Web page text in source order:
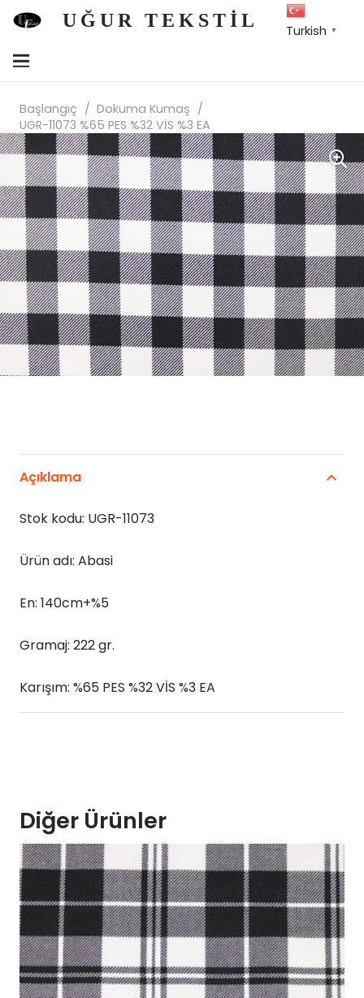
UĞUR TEKSTİL Turkish ▼
Başlangıç / Dokuma Kumaş /
UGR-11073 %65 PES %32 VİS %3 EA
Açıklama
Stok kodu: UGR-11073
Ürün adı: Abasi
En: 140cm+%5
Gramaj: 222 gr.
Karışım: %65 PES %32 VİS %3 EA
Diğer Ürünler